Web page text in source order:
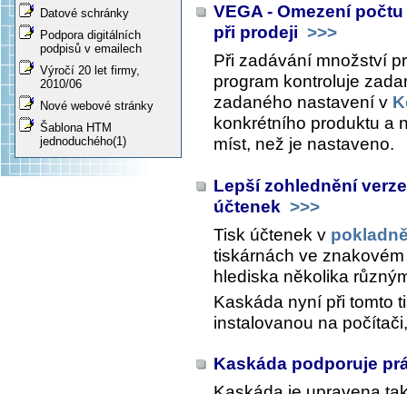
Datové schránky
Podpora digitálních
podpisů v emailech
Výročí 20 let firmy,
2010/06
Nové webové stránky
Šablona HTM
jednoduchého(1)
VEGA - Omezení
při prodeji >>>
Při zadávání množství
program kontroluje
zadaného nastavení v
konkrétního produktu a
míst, než je nastaveno.
Lepší zohlednění
účtenek >>>
Tisk účtenek v
tiskárnách ve
hlediska několika
Kaskáda nyní při tomto
instalovanou na
Kaskáda podporuje